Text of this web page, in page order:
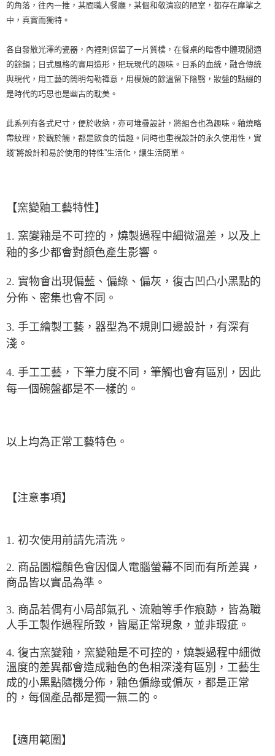
的角落，往內一推，某間職人餐廳，某個和敬清寂的陋室，都存在摩挲之
中，真實而獨特。
各自發散光澤的瓷器，內裡則保留了一片質樸，在餐桌的暗香中體現閒適
的餘韻；日式風格的實用造形，把玩現代的趣味。日系的血統，融合傳統
與現代，用工藝的簡明勾勒禪意，用模燒的餘溫留下陰翳，妝盤的點綴的
是時代的巧思也是幽古的耽美。
此系列有各式尺寸，便於收納，亦可堆疊設計，將組合也為趣味。釉燒略
帶紋理，於觀於觸，都是飲食的情趣。同時也重視設計的永久使用性，實
踐“將設計和易於使用的特性”生活化，讓生活簡單。
【窯變釉工藝特性】
1. 窯變釉是不可控的，燒製過程中細微溫差，以及上
釉的多少都會對顏色產生影響。
2. 實物會出現偏藍、偏綠、偏灰， 復古凹凸小黑點的
分佈、密集也會不同 。
3. 手工繪製工藝， 器型為不規則口邊設計，有深有
淺。
4. 手工工藝， 下筆力度不同 ，筆觸也會有區別 ， 因此
每一個碗盤都是不一樣的。
以上均為正常工藝特色。
【注意事項】
1. 初次使用前請先清洗。
2. 商品圖檔顏色會因個人電腦螢幕不同而有所差異，
商品皆以實品為準。
3. 商品若偶有小局部氣孔、流釉等手作痕跡，皆為職
人手工製作過程所致，皆屬正常現象，並非瑕疵。
4. 復古窯變釉，窯變釉是不可控的，燒製過程中細微
溫度的差異都會造成釉色的色相深淺有區別，工藝生
成的小黑點隨機分佈，釉色偏綠或偏灰，都是正常
的，每個產品都是獨一無二的。
【適用範圍】